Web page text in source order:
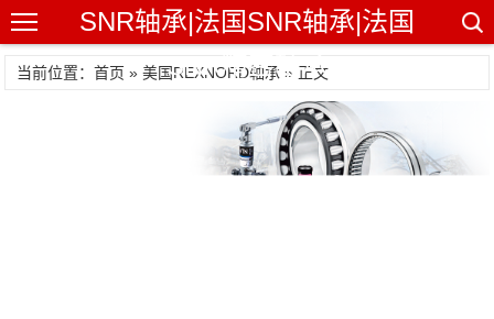
SNR轴承|法国SNR轴承|法国
SNR精密轴承
当前位置：首页 »美国REXNORD轴承 » 正文